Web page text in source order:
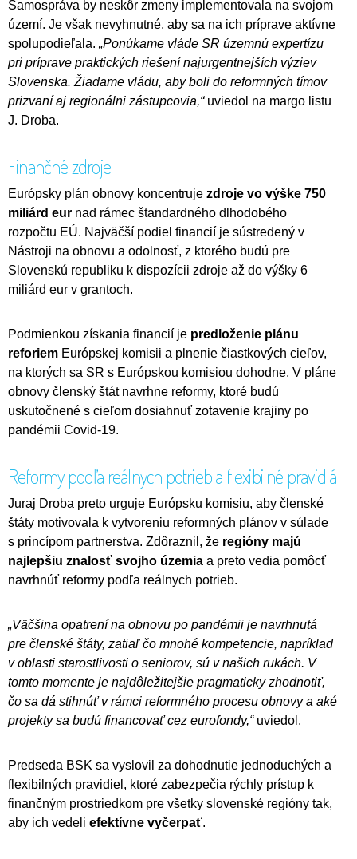
Samospráva by neskôr zmeny implementovala na svojom
území. Je však nevyhnutné, aby sa na ich príprave aktívne
spolupodieľala. „Ponúkame vláde SR územnú expertízu
pri príprave praktických riešení najurgentnejších výziev
Slovenska. Žiadame vládu, aby boli do reformných tímov
prizvaní aj regionálni zástupcovia,“ uviedol na margo listu
J. Droba.
Finančné zdroje
Európsky plán obnovy koncentruje zdroje vo výške 750
miliárd eur nad rámec štandardného dlhodobého
rozpočtu EÚ. Najväčší podiel financií je sústredený v
Nástroji na obnovu a odolnosť, z ktorého budú pre
Slovenskú republiku k dispozícii zdroje až do výšky 6
miliárd eur v grantoch.
Podmienkou získania financií je predloženie plánu
reforiem Európskej komisii a plnenie čiastkových cieľov,
na ktorých sa SR s Európskou komisiou dohodne. V pláne
obnovy členský štát navrhne reformy, ktoré budú
uskutočnené s cieľom dosiahnuť zotavenie krajiny po
pandémii Covid-19.
Reformy podľa reálnych potrieb a flexibilné pravidlá
Juraj Droba preto urguje Európsku komisiu, aby členské
štáty motivovala k vytvoreniu reformných plánov v súlade
s princípom partnerstva. Zdôraznil, že regióny majú
najlepšiu znalosť svojho územia a preto vedia pomôcť
navrhnúť reformy podľa reálnych potrieb.
„Väčšina opatrení na obnovu po pandémii je navrhnutá
pre členské štáty, zatiaľ čo mnohé kompetencie, napríklad
v oblasti starostlivosti o seniorov, sú v našich rukách. V
tomto momente je najdôležitejšie pragmaticky zhodnotiť,
čo sa dá stihnúť v rámci reformného procesu obnovy a aké
projekty sa budú financovať cez eurofondy,“uviedol.
Predseda BSK sa vyslovil za dohodnutie jednoduchých a
flexibilných pravidiel, ktoré zabezpečia rýchly prístup k
finančným prostriedkom pre všetky slovenské regióny tak,
aby ich vedeli efektívne vyčerpať.